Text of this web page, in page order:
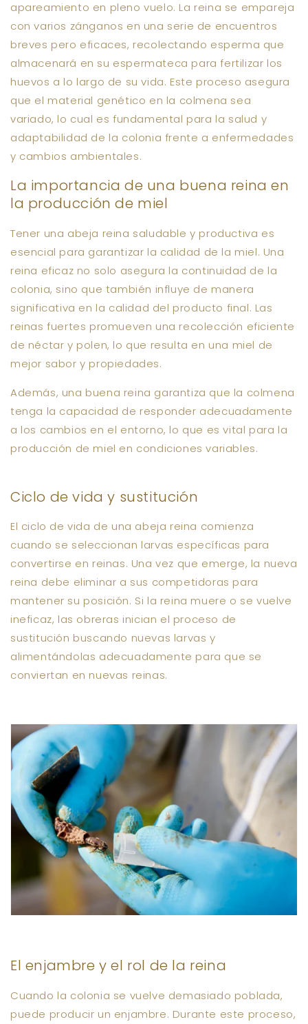
apareamiento en pleno vuelo. La reina se empareja
con varios zánganos en una serie de encuentros
breves pero eficaces, recolectando esperma que
almacenará en su espermateca para fertilizar los
huevos a lo largo de su vida. Este proceso asegura
que el material genético en la colmena sea
variado, lo cual es fundamental para la salud y
adaptabilidad de la colonia frente a enfermedades
y cambios ambientales.
La importancia de una buena reina en
la producción de miel
Tener una abeja reina saludable y productiva es
esencial para garantizar la calidad de la miel. Una
reina eficaz no solo asegura la continuidad de la
colonia, sino que también influye de manera
significativa en la calidad del producto final. Las
reinas fuertes promueven una recolección eficiente
de néctar y polen, lo que resulta en una miel de
mejor sabor y propiedades.
Además, una buena reina garantiza que la colmena
tenga la capacidad de responder adecuadamente
a los cambios en el entorno, lo que es vital para la
producción de miel en condiciones variables.
Ciclo de vida y sustitución
El ciclo de vida de una abeja reina comienza
cuando se seleccionan larvas específicas para
convertirse en reinas. Una vez que emerge, la nueva
reina debe eliminar a sus competidoras para
mantener su posición. Si la reina muere o se vuelve
ineficaz, las obreras inician el proceso de
sustitución buscando nuevas larvas y
alimentándolas adecuadamente para que se
conviertan en nuevas reinas.
El enjambre y el rol de la reina
Cuando la colonia se vuelve demasiado poblada,
puede producir un enjambre. Durante este proceso,